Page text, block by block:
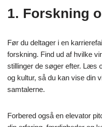
1. Forskning
Før du deltager i en
forskning. Find ud af hvilke
stillinger de søger efter. Læs
og kultur, så du kan vise din
samtalerne.
Forbered også en elevator